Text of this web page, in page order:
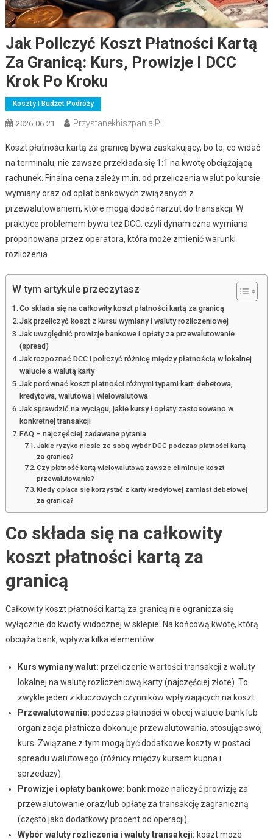
Jak Policzyć Koszt Płatności Kartą
Za Granicą: Kurs, Prowizje I DCC
Krok Po Kroku
Koszty I Budżet Podróży
2026-06-21 Przystanekhiszpania.pl
Koszt płatności kartą za granicą bywa zaskakujący, bo to, co widać
na terminalu, nie zawsze przekłada się 1:1 na kwotę obciążającą
rachunek. Finalna cena zależy m.in. od przeliczenia walut po kursie
wymiany oraz od opłat bankowych związanych z
przewalutowaniem, które mogą dodać narzut do transakcji. W
praktyce problemem bywa też DCC, czyli dynamiczna wymiana
proponowana przez operatora, która może zmienić warunki
rozliczenia.
W tym artykule przeczytasz
Co składa się na całkowity koszt płatności kartą za granicą
Jak przeliczyć koszt z kursu wymiany i waluty rozliczeniowej
Jak uwzględnić prowizje bankowe i opłaty za przewalutowanie
(spread)
Jak rozpoznać DCC i policzyć różnicę między płatnością w lokalnej
walucie a walutą karty
Jak porównać koszt płatności różnymi typami kart: debetowa,
kredytowa, walutowa i wielowalutowa
Jak sprawdzić na wyciągu, jakie kursy i opłaty zastosowano w
konkretnej transakcji
FAQ – najczęściej zadawane pytania
Jakie ryzyko niesie ze sobą wybór DCC podczas płatności kartą
za granicą?
Czy płatność kartą wielowalutową zawsze eliminuje koszt
przewalutowania?
Kiedy opłaca się korzystać z karty kredytowej zamiast debetowej
za granicą?
Co składa się na całkowity
koszt płatności kartą za
granicą
Całkowity koszt płatności kartą za granicą nie ogranicza się
wyłącznie do kwoty widocznej w sklepie. Na końcową kwotę, którą
obciąża bank, wpływa kilka elementów:
Kurs wymiany walut: przeliczenie wartości transakcji z waluty
lokalnej na walutę rozliczeniową karty (najczęściej złote). To
zwykle jeden z kluczowych czynników wpływających na koszt.
Przewalutowanie: podczas płatności w obcej walucie bank lub
organizacja płatnicza dokonuje przewalutowania, stosując swój
kurs. Związane z tym mogą być dodatkowe koszty w postaci
spreadu walutowego (różnicy między kursem kupna i
sprzedaży).
Prowizje i opłaty bankowe: bank może naliczyć prowizję za
przewalutowanie oraz/lub opłatę za transakcję zagraniczną
(często jako dodatkowy procent od operacji).
Wybór waluty rozliczenia i waluty transakcji: koszt może